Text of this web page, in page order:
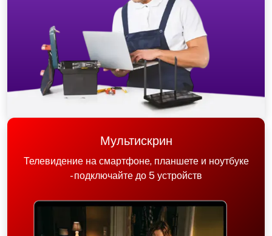
Мультискрин
Телевидение на смартфоне, планшете и ноутбуке
- подключайте до 5 устройств